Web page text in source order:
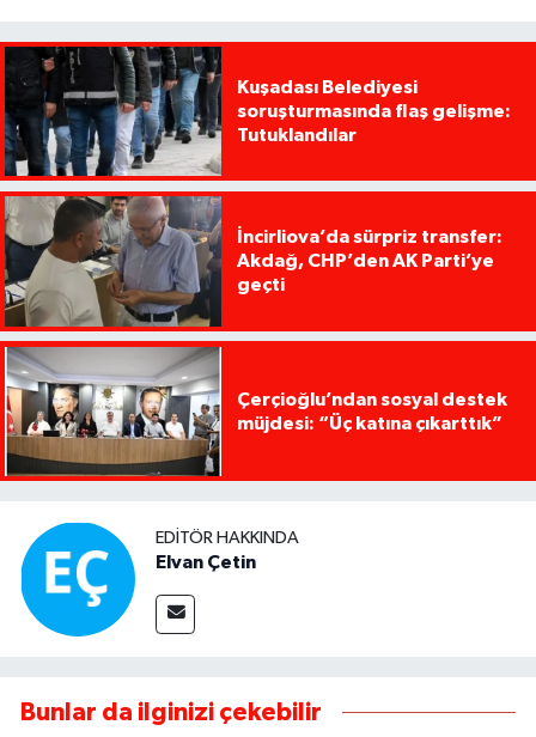
Kuşadası Belediyesi
soruşturmasında flaş gelişme:
Tutuklandılar
İncirliova’da sürpriz transfer:
Akdağ, CHP’den AK Parti’ye
geçti
Çerçioğlu’ndan sosyal destek
müjdesi: “Üç katına çıkarttık”
EDITÖR HAKKINDA
Elvan Çetin
Bunlar da ilginizi çekebilir